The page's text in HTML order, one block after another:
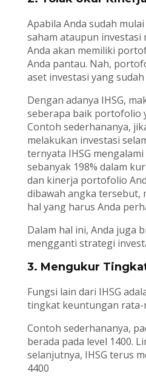
Apabila Anda sudah
saham ataupun investasi
Anda akan memiliki
Anda pantau. Nah,
aset investasi yang
Dengan adanya IHSG,
seberapa baik portofolio
Contoh sederhananya,
melakukan investasi
ternyata IHSG
sebanyak 198% dalam
dan kinerja portofolio
dibawah angka tersebut,
hal yang harus Anda
Dalam hal ini, Anda juga
mengganti strategi
3. Mengukur
Fungsi lain dari IHSG
tingkat keuntungan rata-
Contoh sederhananya,
berada pada level 1400.
selanjutnya, IHSG terus
4400